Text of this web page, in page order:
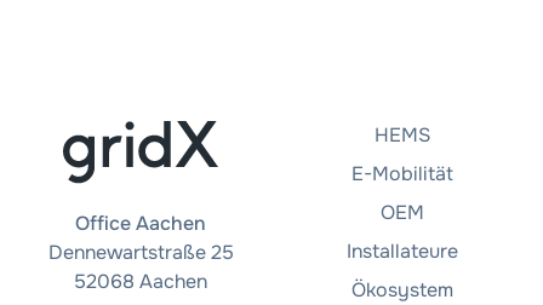
Office Aachen
Dennewartstraße 25
52068 Aachen
HEMS
E-Mobilität
OEM
Installateure
Ökosystem